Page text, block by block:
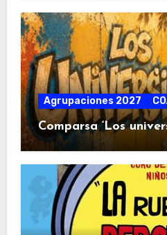
Agrupaciones 2027
Comparsa ‘Los